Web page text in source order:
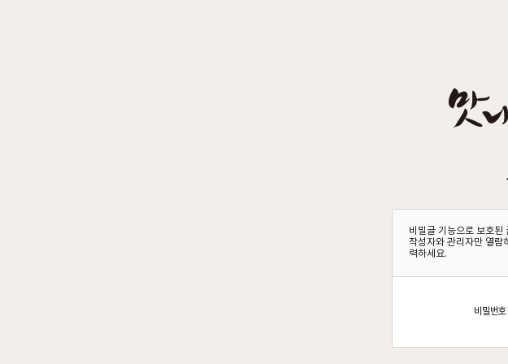
비밀글 기능으로 보호된
작성자와 관리자만 열람
력하세요.
비밀번호